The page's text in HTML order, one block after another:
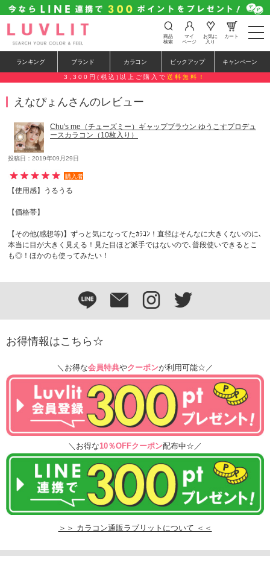
t
o
e
n
a
商品
検索
マイ
ページ
お気に
入り
カート
ランキング ブランド カラコン ピックアップ キャンペーン
3,300円(税込)以上ご購入で 送料無料！
えなぴょんさんのレビュー
Chu's me（チューズミー）ギャップブラウン ゆうこすプロデュ
ースカラコン（10枚入り）
投稿日：2019年09月29日
購入者
【使用感】うるうる
【価格帯】
【その他(感想等)】ずっと気になってたｶﾗｺﾝ！直径はそんなに大きくないのに､
本当に目が大きく見える！見た目ほど派手ではないので､普段使いできるとこ
も◎！ほかのも使ってみたい！
お得情報はこちら☆
＼お得な会員特典やクーポンが利用可能☆／
＼お得な10％OFFクーポン配布中☆／
＞＞ カラコン通販ラブリットについて ＜＜